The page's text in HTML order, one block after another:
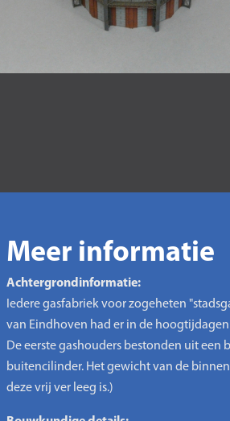
Meer informatie
Achtergrondinformatie:
Iedere gasfabriek voor zogeheten
van Eindhoven had er in de
De eerste gashouders bestonden uit
buitencilinder. Het gewicht van de
deze vrij ver leeg is.)